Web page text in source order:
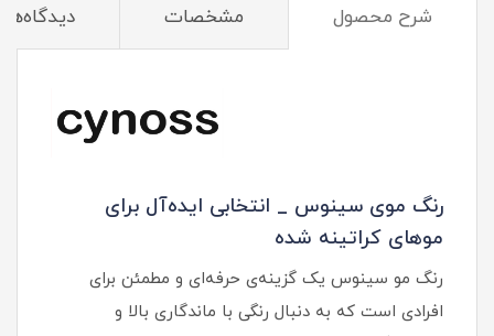
شرح محصول مشخصات دیدگاه‌ها
رنگ موی سینوس _ انتخابی ایده‌آل برای
موهای کراتینه شده
رنگ مو سینوس یک گزینه‌ی حرفه‌ای و مطمئن برای
افرادی است که به دنبال رنگی با ماندگاری بالا و